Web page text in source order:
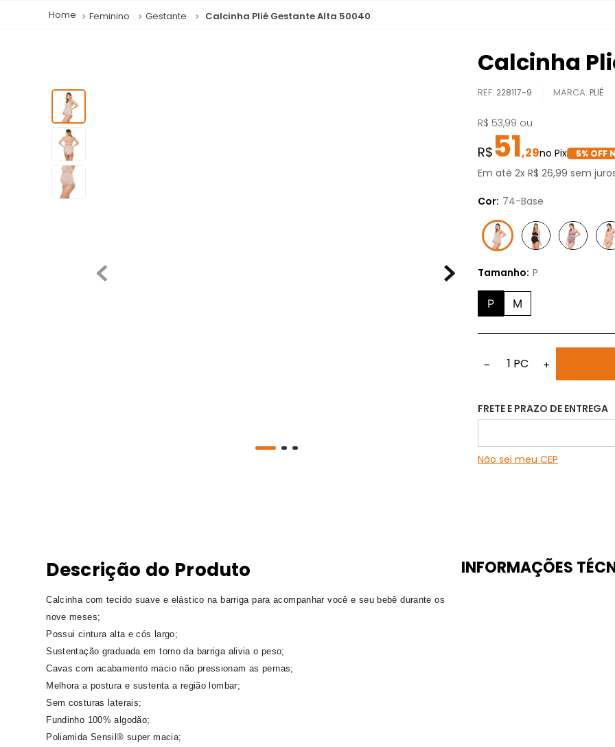
Feminino Gestante Calcinha Plié Gestante Alta 50040
Calcinha
REF: 228117-9 PLIÉ
R$ 53,99 ou
51,29 5% OFF
Em até 2x R$ 26,99 sem
Cor: 74-Base
Tamanho: P
P M
− 1 PC +
FRETE E PRAZO DE ENTREGA
Não sei meu CEP
Descrição do Produto
Calcinha com tecido suave e elástico na barriga para acompanhar você e seu bebê durante os
nove meses;
Possui cintura alta e cós largo;
Sustentação graduada em torno da barriga alivia o peso;
Cavas com acabamento macio não pressionam as pernas;
Melhora a postura e sustenta a região lombar;
Sem costuras laterais;
Fundinho 100% algodão;
Poliamida Sensil® super macia;
INFORMAÇÕES